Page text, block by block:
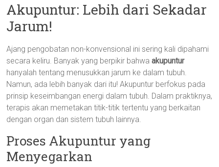
Akupuntur: Lebih dari Sekadar
Jarum!
Ajang pengobatan non-konvensional ini sering kali dipahami
secara keliru. Banyak yang berpikir bahwaakupuntur
hanyalah tentang menusukkan jarum ke dalam tubuh.
Namun, ada lebih banyak dari itu! Akupuntur berfokus pada
prinsip keseimbangan energi dalam tubuh. Dalam praktiknya,
terapis akan memetakan titik-titik tertentu yang berkaitan
dengan organ dan sistem tubuh lainnya.
Proses Akupuntur yang
Menyegarkan